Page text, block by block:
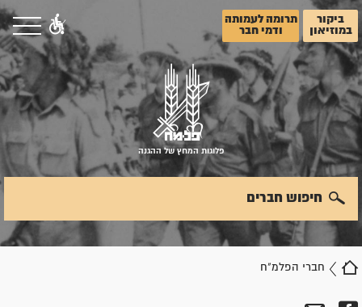
ביקור
במוזיאון
תרומה לעמותה
ודמי חבר
פלוגות המחץ של ההגנה
חברי הפלמ"ח
חיפוש חברים